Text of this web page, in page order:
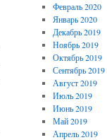
Февраль 2020
Январь 2020
Декабрь 2019
Ноябрь 2019
Октябрь 2019
Сентябрь 2019
Август 2019
Июль 2019
Июнь 2019
Май 2019
Апрель 2019